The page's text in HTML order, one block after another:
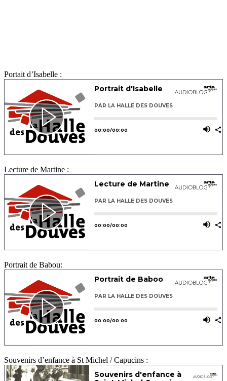
Portait d’Isabelle :
Lecture de Martine :
Portrait de Babou:
Souvenirs d’enfance à St Michel / Capucins :